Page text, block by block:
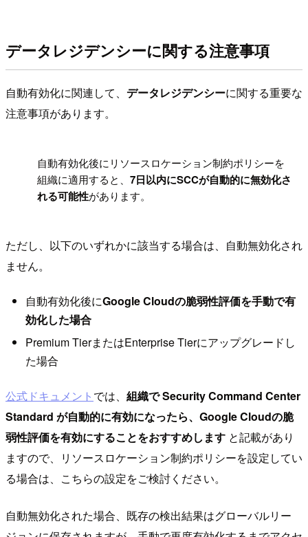
データレジデンシーに関する注意事項
自動有効化に関連して、 データレジデンシーに関する重要な
注意事項があります。
自動有効化後にリソースロケーション制約ポリシーを
組織に適用すると、7日以内にSCCが自動的に無効化さ
れる可能性があります。
ただし、以下のいずれかに該当する場合は、自動無効化され
ません。
自動有効化後にGoogle Cloudの脆弱性評価を手動で有
効化した場合
Premium TierまたはEnterprise Tierにアップグレードし
た場合
公式ドキュメント では、 組織で Security Command Center
Standard が自動的に有効になったら、Google Cloudの脆
弱性評価を有効にすることをおすすめします と記載があり
ますので、リソースロケーション制約ポリシーを設定してい
る場合は、こちらの設定をご検討ください。
自動無効化された場合、既存の検出結果はグローバルリー